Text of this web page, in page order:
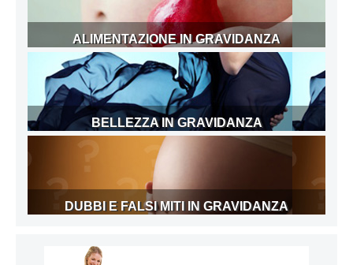
ALIMENTAZIONE IN GRAVIDANZA
BELLEZZA IN GRAVIDANZA
DUBBI E FALSI MITI IN GRAVIDANZA